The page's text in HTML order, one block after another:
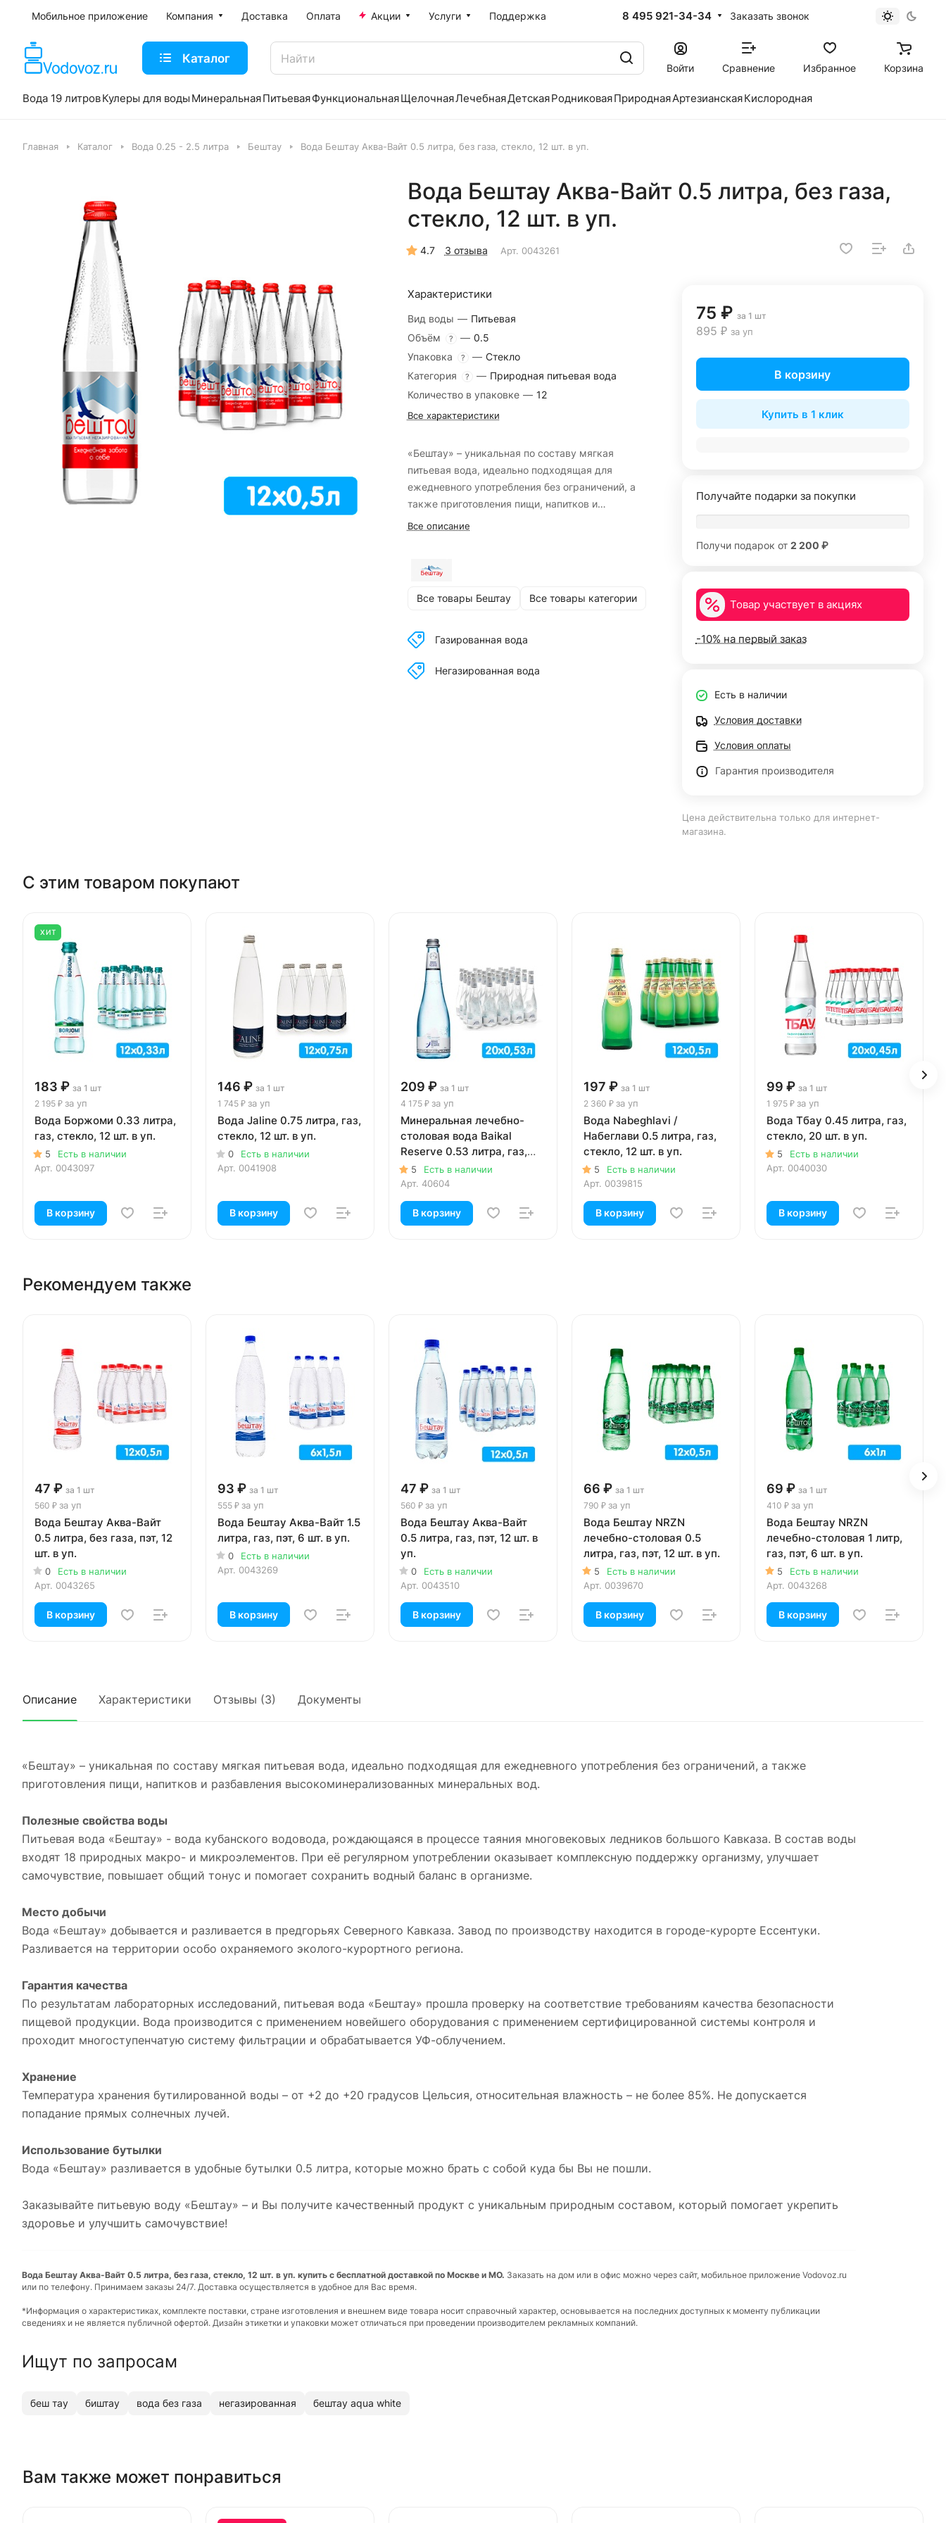
Мобильное приложение Компания Доставка Оплата Акции Услуги Поддержка 8 495 921-34-34 Заказать звонок
Каталог
Войти Сравнение Избранное Корзина
Вода 19 литровКулеры для воды МинеральнаяПитьеваяФункциональнаяЩелочнаяЛечебнаяДетскаяРодниковаяПрироднаяАртезианскаяКислородная
Главная Каталог Вода 0.25 - 2.5 литра Бештау Вода Бештау Аква-Вайт 0.5 литра, без газа, стекло, 12 шт. в уп.
Вода Бештау Аква-Вайт 0.5 литра, без газа,
стекло, 12 шт. в уп.
4.7 3 отзыва Арт. 0043261
Характеристики
Вид воды — Питьевая
Объём
? — 0.5
Упаковка
? — Стекло
Категория
? — Природная питьевая вода
Количество в упаковке — 12
Все характеристики
«Бештау» – уникальная по составу мягкая
питьевая вода, идеально подходящая для
ежедневного употребления без ограничений, а
также приготовления пищи, напитков и
разбавления высокоминерализованных
Все описание
Все товары Бештау Все товары категории
Газированная вода
Негазированная вода
75 ₽ за 1 шт
895 ₽ за уп
В корзину
Купить в 1 клик
Получайте подарки за покупки
Получи подарок от 2 200 ₽
Товар участвует в акциях
-10% на первый заказ
Есть в наличии
Условия доставки
Условия оплаты
Гарантия производителя
Цена действительна только для интернет-
магазина.
С этим товаром покупают
ХИТ
183 ₽ за 1 шт
2 195 ₽ за уп
Вода Боржоми 0.33 литра,
газ, стекло, 12 шт. в уп.
5
Есть в наличии
Арт. 0043097
В корзину
146 ₽ за 1 шт
1 745 ₽ за уп
Вода Jaline 0.75 литра, газ,
стекло, 12 шт. в уп.
0
Есть в наличии
Арт. 0041908
В корзину
209 ₽ за 1 шт
4 175 ₽ за уп
Минеральная лечебно-
столовая вода Baikal
Reserve 0.53 литра, газ,
стекло, 20 шт. в уп.
5
Есть в наличии
Арт. 40604
В корзину
197 ₽ за 1 шт
2 360 ₽ за уп
Вода Nabeghlavi /
Набеглави 0.5 литра, газ,
стекло, 12 шт. в уп.
5
Есть в наличии
Арт. 0039815
В корзину
99 ₽ за 1 шт
1 975 ₽ за уп
Вода Тбау 0.45 литра, газ,
стекло, 20 шт. в уп.
5
Есть в наличии
Арт. 0040030
В корзину
Рекомендуем также
47 ₽ за 1 шт
560 ₽ за уп
Вода Бештау Аква-Вайт
0.5 литра, без газа, пэт, 12
шт. в уп.
0
Есть в наличии
Арт. 0043265
В корзину
93 ₽ за 1 шт
555 ₽ за уп
Вода Бештау Аква-Вайт 1.5
литра, газ, пэт, 6 шт. в уп.
0
Есть в наличии
Арт. 0043269
В корзину
47 ₽ за 1 шт
560 ₽ за уп
Вода Бештау Аква-Вайт
0.5 литра, газ, пэт, 12 шт. в
уп.
0
Есть в наличии
Арт. 0043510
В корзину
66 ₽ за 1 шт
790 ₽ за уп
Вода Бештау NRZN
лечебно-столовая 0.5
литра, газ, пэт, 12 шт. в уп.
5
Есть в наличии
Арт. 0039670
В корзину
69 ₽ за 1 шт
410 ₽ за уп
Вода Бештау NRZN
лечебно-столовая 1 литр,
газ, пэт, 6 шт. в уп.
5
Есть в наличии
Арт. 0043268
В корзину
Описание Характеристики Отзывы (3) Документы
«Бештау» – уникальная по составу мягкая питьевая вода, идеально подходящая для ежедневного употребления без ограничений, а также
приготовления пищи, напитков и разбавления высокоминерализованных минеральных вод.
Полезные свойства воды
Питьевая вода «Бештау» - вода кубанского водовода, рождающаяся в процессе таяния многовековых ледников большого Кавказа. В состав воды
входят 18 природных макро- и микроэлементов. При её регулярном употреблении оказывает комплексную поддержку организму, улучшает
самочувствие, повышает общий тонус и помогает сохранить водный баланс в организме.
Место добычи
Вода «Бештау» добывается и разливается в предгорьях Северного Кавказа. Завод по производству находится в городе-курорте Ессентуки.
Разливается на территории особо охраняемого эколого-курортного региона.
Гарантия качества
По результатам лабораторных исследований, питьевая вода «Бештау» прошла проверку на соответствие требованиям качества безопасности
пищевой продукции. Вода производится с применением новейшего оборудования с применением сертифицированной системы контроля и
проходит многоступенчатую систему фильтрации и обрабатывается УФ-облучением.
Хранение
Температура хранения бутилированной воды – от +2 до +20 градусов Цельсия, относительная влажность – не более 85%. Не допускается
попадание прямых солнечных лучей.
Использование бутылки
Вода «Бештау» разливается в удобные бутылки 0.5 литра, которые можно брать с собой куда бы Вы не пошли.
Заказывайте питьевую воду «Бештау» – и Вы получите качественный продукт с уникальным природным составом, который помогает укрепить
здоровье и улучшить самочувствие!
Вода Бештау Аква-Вайт 0.5 литра, без газа, стекло, 12 шт. в уп. купить с бесплатной доставкой по Москве и МО. Заказать на дом или в офис можно через сайт, мобильное приложение Vodovoz.ru
или по телефону. Принимаем заказы 24/7. Доставка осуществляется в удобное для Вас время.
*Информация о характеристиках, комплекте поставки, стране изготовления и внешнем виде товара носит справочный характер, основывается на последних доступных к моменту публикации
сведениях и не является публичной офертой. Дизайн этикетки и упаковки может отличаться при проведении производителем рекламных компаний.
Ищут по запросам
беш тау биштау вода без газа негазированная бештау aqua white
Вам также может понравиться